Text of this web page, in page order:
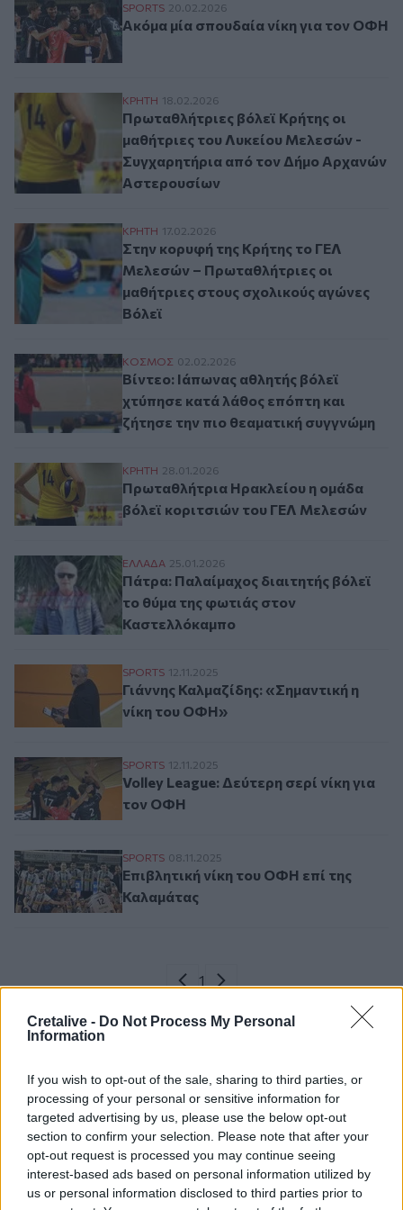
Cretalive - Do Not Process My Personal
Information
If you wish to opt-out of the sale, sharing to third parties, or
processing of your personal or sensitive information for
targeted advertising by us, please use the below opt-out
section to confirm your selection. Please note that after your
opt-out request is processed you may continue seeing
interest-based ads based on personal information utilized by
us or personal information disclosed to third parties prior to
Ακόμα μία σπουδαία νίκη για τον ΟΦΗ
SPORTS 20.02.2026
Ακόμα μία σπουδαία νίκη για τον ΟΦΗ
Πρωταθλήτριες βόλεϊ Κρήτης οι
ΚΡΗΤΗ 18.02.2026
Πρωταθλήτριες βόλεϊ Κρήτης οι
μαθήτριες του Λυκείου Μελεσών -
Συγχαρητήρια από τον Δήμο Αρχανών
Αστερουσίων
Στην κορυφή της Κρήτης το ΓΕΛ Μελεσών
ΚΡΗΤΗ 17.02.2026
Στην κορυφή της Κρήτης το ΓΕΛ
Μελεσών – Πρωταθλήτριες οι
μαθήτριες στους σχολικούς αγώνες
Βόλεϊ
Βίντεο: Ιάπωνας αθλητής βόλεϊ χτύπησε
ΚΟΣΜΟΣ 02.02.2026
Βίντεο: Ιάπωνας αθλητής βόλεϊ
χτύπησε κατά λάθος επόπτη και
ζήτησε την πιο θεαματική συγγνώμη
Πρωταθλήτρια Ηρακλείου η ομάδα
ΚΡΗΤΗ 28.01.2026
Πρωταθλήτρια Ηρακλείου η ομάδα
βόλεϊ κοριτσιών του ΓΕΛ Μελεσών
Πάτρα: Παλαίμαχος διαιτητής βόλεϊ το
ΕΛΛAΔΑ 25.01.2026
Πάτρα: Παλαίμαχος διαιτητής βόλεϊ
το θύμα της φωτιάς στον
Καστελλόκαμπο
Γιάννης Καλμαζίδης: «Σημαντική η νίκη
SPORTS 12.11.2025
Γιάννης Καλμαζίδης: «Σημαντική η
νίκη του ΟΦΗ»
Volley League: Δεύτερη σερί νίκη για τον
SPORTS 12.11.2025
Volley League: Δεύτερη σερί νίκη για
τον ΟΦΗ
Επιβλητική νίκη του ΟΦΗ επί της
SPORTS 08.11.2025
Επιβλητική νίκη του ΟΦΗ επί της
Καλαμάτας
Σελιδοποίηση
Προηγούμενη σελίδα
Current page
1 Next page
Ροή ειδήσεων Δημοφιλή
13:22
Δήμος Φαιστού: Εκδήλωση Μνήμης Πεσόντων
Σκουρβούλων